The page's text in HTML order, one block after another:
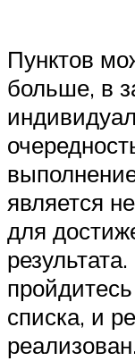
Пунктов
больше, в
является
для
списка, и